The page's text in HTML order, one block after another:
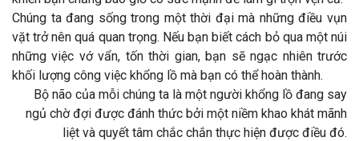
Chúng ta đang sống trong một thời đại mà những điều vụn
vặt trở nên quá quan trọng. Nếu bạn biết cách bỏ qua một núi
những việc vớ vẩn, tốn thời gian, bạn sẽ ngạc nhiên trước
khối lượng công việc khổng lồ mà bạn có thể hoàn thành.
Bộ não của mỗi chúng ta là một người khổng lồ đang say
ngủ chờ đợi được đánh thức bởi một niềm khao khát mãnh
liệt và quyết tâm chắc chắn thực hiện được điều đó.